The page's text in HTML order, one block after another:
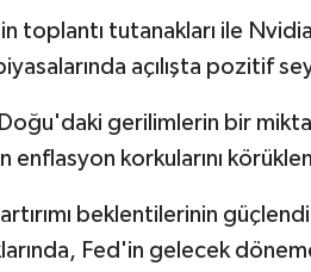
toplantı tutanakları ile
açılışta pozitif
gerilimlerin bir
enflasyon korkularını
beklentilerinin
Fed'in gelecek